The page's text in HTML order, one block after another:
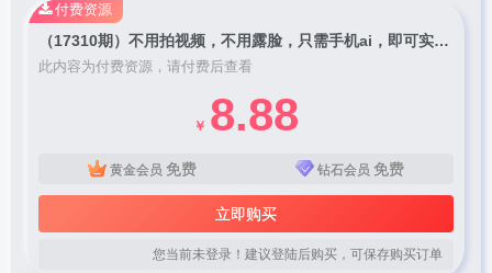
（17310期）不用拍视频，不用露脸，只需手机ai，即可实现单日收益3000+
此内容为付费资源，请付费后查看
￥ 8.88
黄金会员 免费 钻石会员 免费
立即购买
您当前未登录！建议登陆后购买，可保存购买订单
付费资源